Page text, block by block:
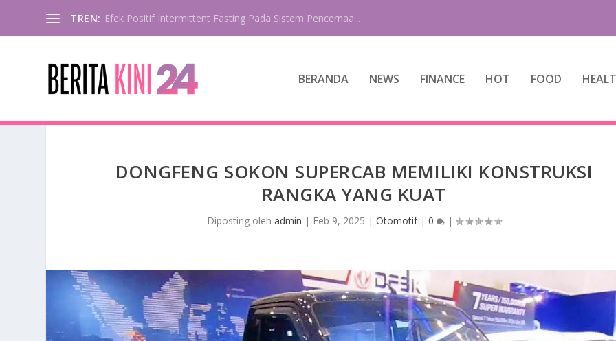
TREN: Efek Positif Intermittent Fasting Pada Sistem Pencernaa...
BERANDA NEWS FINANCE HOT FOOD
DONGFENG SOKON SUPERCAB MEMILIKI KONSTRUKSI
RANGKA YANG KUAT
Diposting oleh admin | Feb 9, 2025 | Otomotif| 0 |